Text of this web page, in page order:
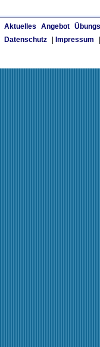
Aktuelles Angebot
Datenschutz
Impressum